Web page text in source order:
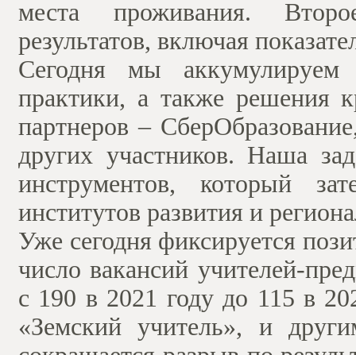
места проживания.
результатов, включая
Сегодня мы
практики, а также решения
партнеров –
других участников. Наша
инструментов, который
институтов развития и
Уже сегодня фиксируется
число вакансий учителей-
с 190 в 2021 году до 115 в
«Земский учитель», и